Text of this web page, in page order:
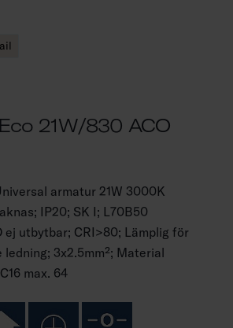
21W/830 ACO
armatur 21W 3000K
IP20; SK I; L70B50
ej utbytbar; CRI>80; Lämplig för
ledning; 3x2.5mm²; Material
max. 64